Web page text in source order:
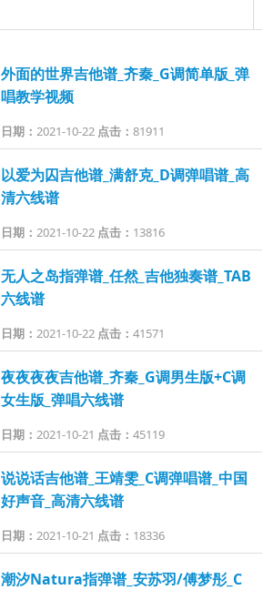
外面的世界吉他谱_齐秦_G调简单版_弹
唱教学视频
日期： 2021-10-22 点击： 81911
以爱为囚吉他谱_满舒克_D调弹唱谱_高
清六线谱
日期： 2021-10-22 点击： 13816
无人之岛指弹谱_任然_吉他独奏谱_TAB
六线谱
日期： 2021-10-22 点击： 41571
夜夜夜夜吉他谱_齐秦_G调男生版+C调
女生版_弹唱六线谱
日期： 2021-10-21 点击： 45119
说说话吉他谱_王靖雯_C调弹唱谱_中国
好声音_高清六线谱
日期： 2021-10-21 点击： 18336
潮汐Natura指弹谱_安苏羽/傅梦彤_C